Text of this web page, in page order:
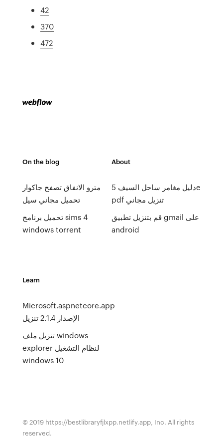
42
370
472
On the blog
مترو الانفاق تصفح جاكوار
تحميل مجاني سيل
تحميل برنامج sims 4
windows torrent
About
دليل مغامر ساحل السيف 5e
pdf تنزيل مجاني
قم بتنزيل تطبيق gmail على
android
Learn
Microsoft.aspnetcore.app
الإصدار 2.1.4 تنزيل
تنزيل ملف windows
explorer لنظام التشغيل
windows 10
© 2019 https://bestlibraryfjlxpp.netlify.app, Inc. All rights
reserved.